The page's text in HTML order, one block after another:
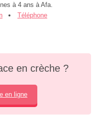
à 4 ans à Afa.
Téléphone
en crèche ?
en ligne